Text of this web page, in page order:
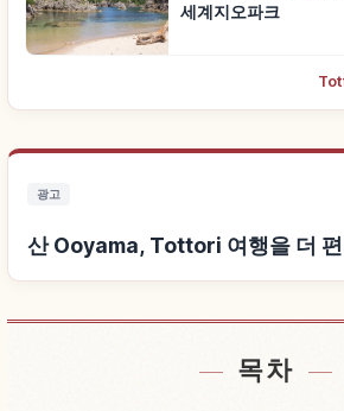
세계지오파크
광고
산 Ooyama, Tottori 여행을 더
산 Ooyama, Tottori 근처 숙
목차